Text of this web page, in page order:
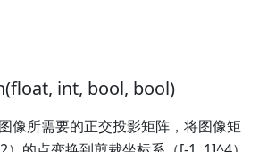
int, bool, bool)
像所需要的正交投影矩阵，将图像矩